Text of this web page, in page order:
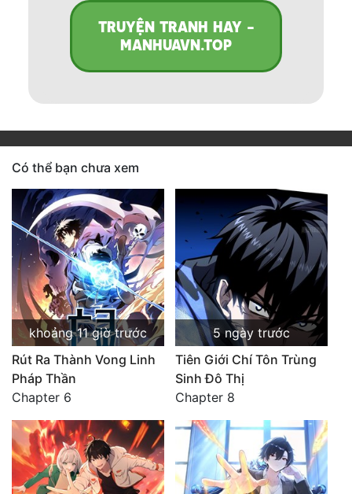
TRUYỆN TRANH HAY -
MANHUAVN.TOP
Có thể bạn chưa xem
khoảng 11 giờ trước
Rút Ra Thành Vong Linh
Pháp Thần
Chapter 6
5 ngày trước
Tiên Giới Chí Tôn Trùng
Sinh Đô Thị
Chapter 8